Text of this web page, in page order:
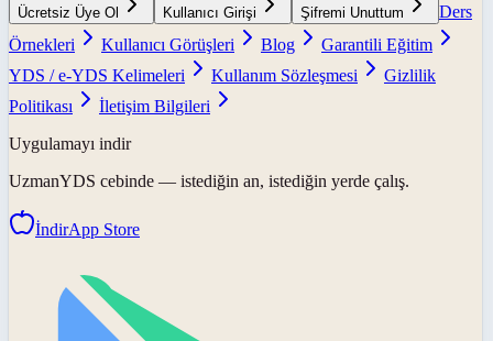
Ücretsiz Üye Ol Kullanıcı Girişi Şifremi Unuttum
Ders
Örnekleri
Kullanıcı Görüşleri Blog
Garantili Eğitim
YDS / e-YDS Kelimeleri
Kullanım Sözleşmesi
Gizlilik
Politikası
İletişim Bilgileri
Uygulamayı indir
UzmanYDS cebinde — istediğin an, istediğin yerde çalış.
İndirApp Store